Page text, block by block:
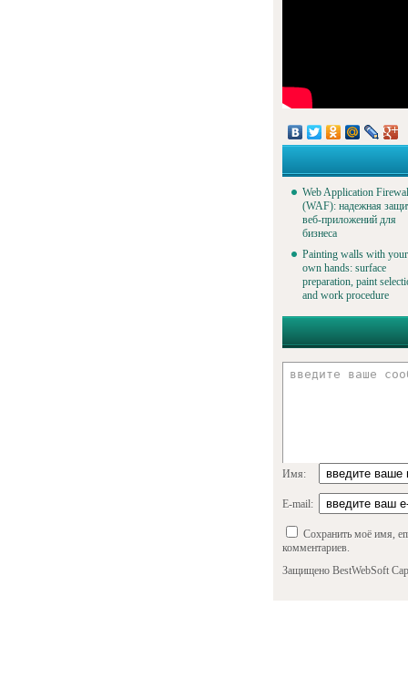
Web Application
(WAF): надежная
веб-приложений для
бизнеса
Painting walls with your
own hands: surface
preparation, paint
and work procedure
Имя:
E-mail:
Сохранить моё имя,
комментариев.
Защищено BestWebSoft